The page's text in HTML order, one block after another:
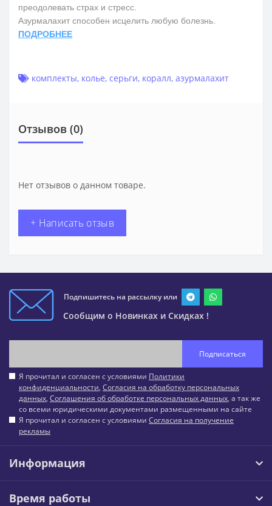
преодолевать страх и стресс.
Азурмалахит способен исцелить любую болезнь.
ПОДРОБНЕЕ
комплекты, колье, серьги, коралл, азурмалахит
Отзывов (0)
Нет отзывов о данном товаре.
+ Написать отзыв
Подпишитесь на рассылку или
Сообщим о Новинках и Скидках !
Подписаться
Я прочитал и согласен с условиями Политики
конфиденциальности, Согласия на обработку персональных
данных, Соглашения об обработке персональных данных, а так же
со всеми юридическими документами размещенными на сайте
Я прочитал и согласен с условиями Согласия на получение
рекламы
Информация
Время работы